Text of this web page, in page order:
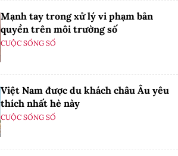
Mạnh tay trong xử lý vi phạm bản
quyền trên môi trường số
CUỘC SỐNG SỐ
Việt Nam được du khách châu Âu yêu
thích nhất hè này
CUỘC SỐNG SỐ